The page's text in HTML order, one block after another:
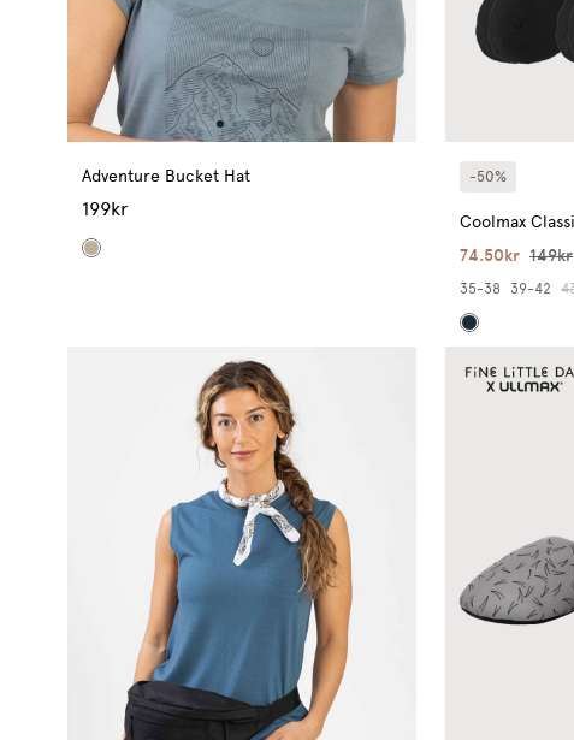
Adventure Bucket Hat
199kr
-50%
Coolmax
74.50kr 149kr
35-38 39-42